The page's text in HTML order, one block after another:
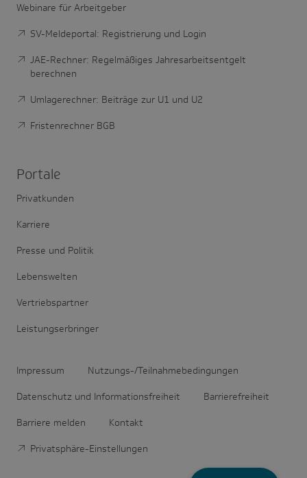
Webinare für Arbeitgeber
SV-Meldeportal: Registrierung und Login
JAE-Rechner: Regelmäßiges Jahresarbeitsentgelt
berechnen
Umlagerechner: Beiträge zur U1 und U2
Fristenrechner BGB
Portale
Privatkunden
Karriere
Presse und Politik
Lebenswelten
Vertriebspartner
Leistungserbringer
Impressum Nutzungs-/Teilnahmebedingungen
Datenschutz und Informationsfreiheit Barrierefreiheit
Barriere melden Kontakt
Privatsphäre-Einstellungen